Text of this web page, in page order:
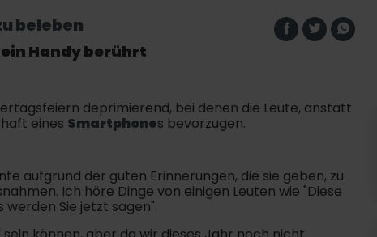
beleben
Handy berührt
deprimierend, bei denen die Leute, anstatt
eines Smartphones bevorzugen.
aufgrund der guten Erinnerungen, die sie geben, zu
Ich höre Dinge von einigen Leuten wie "Diese
Sie jetzt sagen".